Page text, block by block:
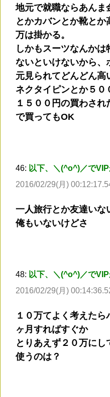
地元で就職ならあんま
とかカバンとか靴とか
万は掛かる。
しかもスーツなんか
ないといけないから、
元見られてどんどん高
ネクタイピンとか５０
１５００円の買わさ
で買ってもOK
46: 以下、＼(^o^)／で
2016/02/29(月)
一人旅行とか友達いな
俺もいないけどさ
48: 以下、＼(^o^)／で
2016/02/29(月)
１０万てよく考えた
ヶ月すればすぐか
とりあえず２０万にし
使うのは？